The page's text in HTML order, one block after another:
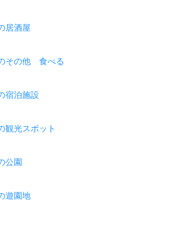
居酒屋
その他 食べる
宿泊施設
観光スポット
公園
遊園地